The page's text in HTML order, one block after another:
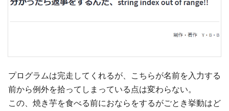
プログラムは完走してくれるが、こちらが名前を入力する
前から例外を拾ってしまっている点は変わらない。
この、焼き芋を食べる前におならをするがごとき挙動はど